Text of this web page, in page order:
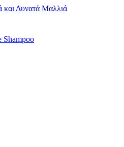
και Δυνατά Μαλλιά
Shampoo